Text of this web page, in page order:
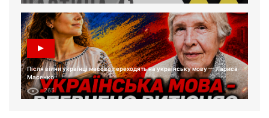
Після війни українці масово переходять на українську мову — Лариса
Масенко
265